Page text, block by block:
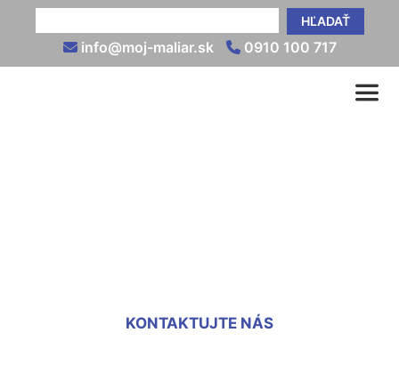
HĽADAŤ
info@moj-maliar.sk 0910 100 717
KONTAKTUJTE NÁS